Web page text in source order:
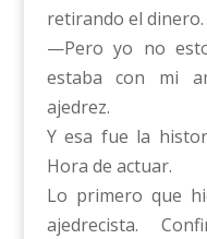
retirando el dinero.
—Pero yo no
estaba con mi
ajedrez.
Y esa fue la
Hora de actuar.
Lo primero que
ajedrecista.